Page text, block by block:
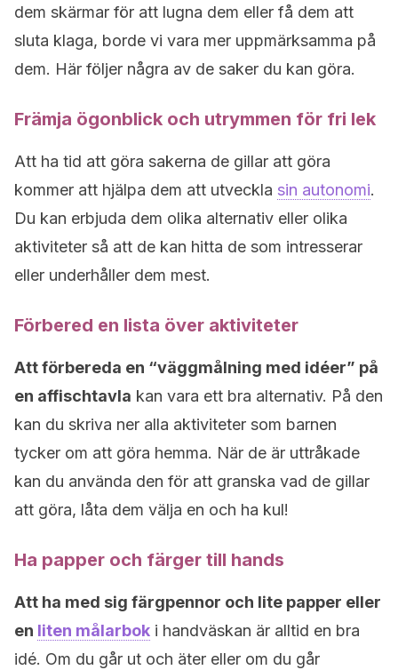
dem skärmar för att lugna dem eller få dem att
sluta klaga, borde vi vara mer uppmärksamma på
dem. Här följer några av de saker du kan göra.
Främja ögonblick och utrymmen för fri lek
Att ha tid att göra sakerna de gillar att göra
kommer att hjälpa dem att utveckla sin autonomi.
Du kan erbjuda dem olika alternativ eller olika
aktiviteter så att de kan hitta de som intresserar
eller underhåller dem mest.
Förbered en lista över aktiviteter
Att förbereda en “väggmålning med idéer” på
en affischtavla kan vara ett bra alternativ. På den
kan du skriva ner alla aktiviteter som barnen
tycker om att göra hemma. När de är uttråkade
kan du använda den för att granska vad de gillar
att göra, låta dem välja en och ha kul!
Ha papper och färger till hands
Att ha med sig färgpennor och lite papper eller
en liten målarbok i handväskan är alltid en bra
idé. Om du går ut och äter eller om du går